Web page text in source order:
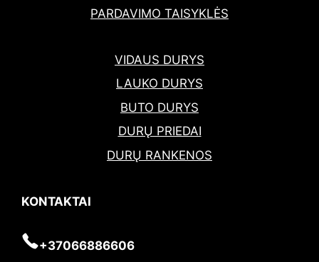
PARDAVIMO TAISYKLĖS
VIDAUS DURYS
LAUKO DURYS
BUTO DURYS
DURŲ PRIEDAI
DURŲ RANKENOS
KONTAKTAI
+37066886606